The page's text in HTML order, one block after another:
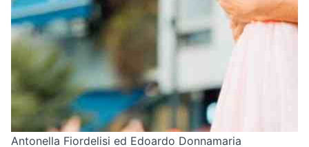
Antonella Fiordelisi ed Edoardo Donnamaria